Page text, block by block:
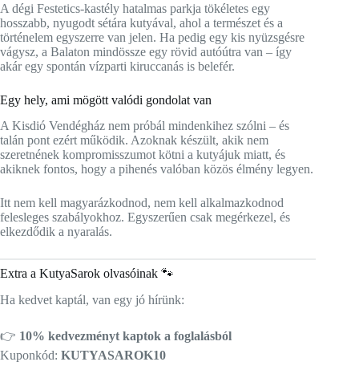
A dégi Festetics-kastély hatalmas parkja tökéletes egy
hosszabb, nyugodt sétára kutyával, ahol a természet és a
történelem egyszerre van jelen. Ha pedig egy kis nyüzsgésre
vágysz, a Balaton mindössze egy rövid autóútra van – így
akár egy spontán vízparti kiruccanás is belefér.
Egy hely, ami mögött valódi gondolat van
A Kisdió Vendégház nem próbál mindenkihez szólni – és
talán pont ezért működik. Azoknak készült, akik nem
szeretnének kompromisszumot kötni a kutyájuk miatt, és
akiknek fontos, hogy a pihenés valóban közös élmény legyen.
Itt nem kell magyarázkodnod, nem kell alkalmazkodnod
felesleges szabályokhoz. Egyszerűen csak megérkezel, és
elkezdődik a nyaralás.
Extra a KutyaSarok olvasóinak 🐾
Ha kedvet kaptál, van egy jó hírünk:
👉 10% kedvezményt kaptok a foglalásból
Kuponkód: KUTYASAROK10